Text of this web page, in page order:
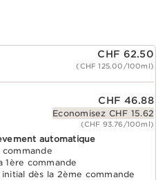
CHF 62.50
(CHF 125.00/100ml)
CHF 46.88
Economisez CHF 15.62
(CHF 93.76/100ml)
automatique
commande
1ère commande
dès la 2ème commande